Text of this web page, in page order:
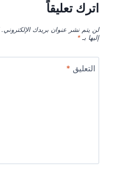
اترك تعليقاً
لن يتم نشر عنوان بريدك الإلكتروني.
إليها بـ*
التعليق *